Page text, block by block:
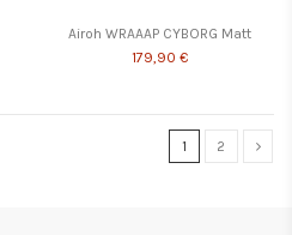
Airoh WRAAAP CYBORG Matt
179,90 €
1 2